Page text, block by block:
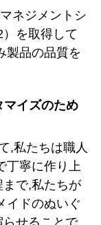
ネジメントシ
を取得して
製品の品質を
イズのため
,私たちは職人
丁寧に作り上
で,私たちが
イドのぬいぐ